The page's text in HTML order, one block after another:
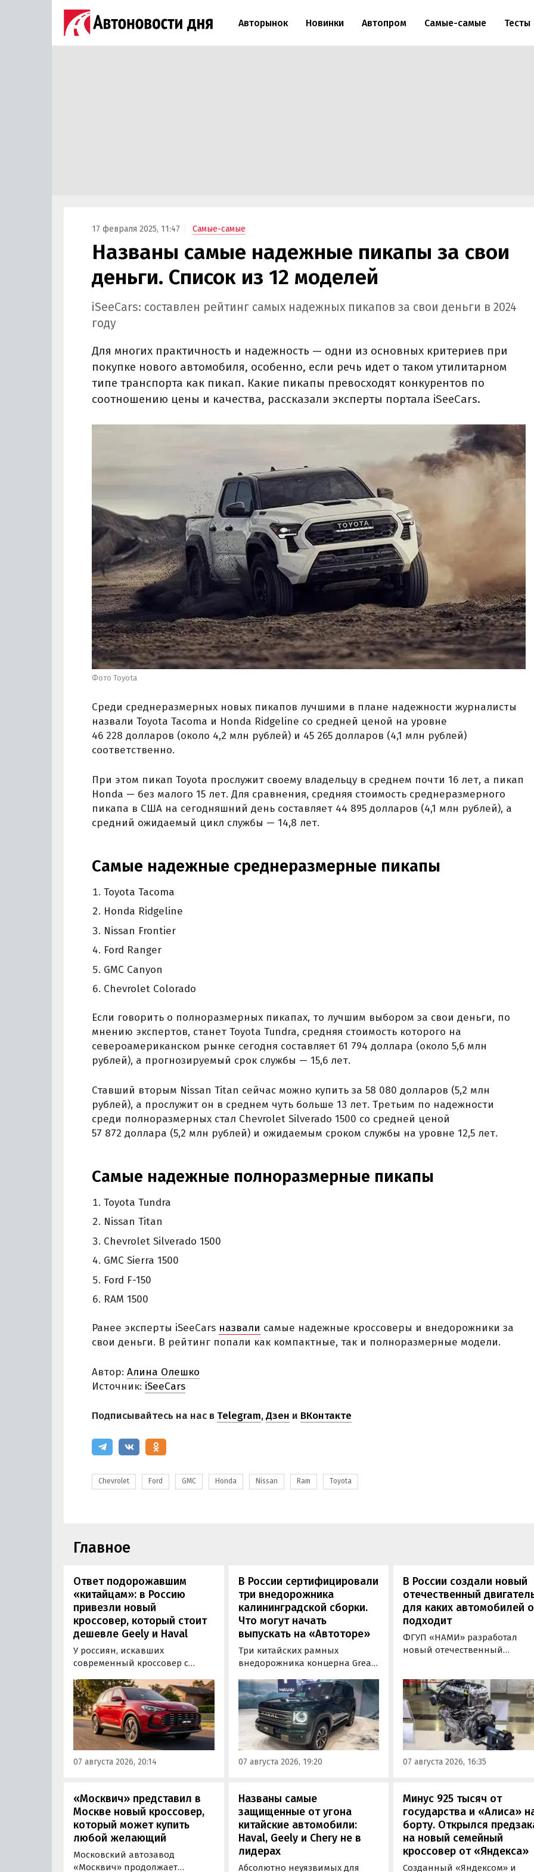
Авторынок Новинки Автопром Самые-самые Тесты
17 февраля 2025, 11:47 Самые-самые
Названы самые надежные пикапы за свои
деньги. Список из 12 моделей
iSeeCars: составлен рейтинг самых надежных пикапов за свои деньги в 2024
году
Для многих практичность и надежность — одни из основных критериев при
покупке нового автомобиля, особенно, если речь идет о таком утилитарном
типе транспорта как пикап. Какие пикапы превосходят конкурентов по
соотношению цены и качества, рассказали эксперты портала iSeeCars.
Фото Toyota
Среди среднеразмерных новых пикапов лучшими в плане надежности журналисты
назвали Toyota Tacoma и Honda Ridgeline со средней ценой на уровне
46 228 долларов (около 4,2 млн рублей) и 45 265 долларов (4,1 млн рублей)
соответственно.
При этом пикап Toyota прослужит своему владельцу в среднем почти 16 лет, а пикап
Honda — без малого 15 лет. Для сравнения, средняя стоимость среднеразмерного
пикапа в США на сегодняшний день составляет 44 895 долларов (4,1 млн рублей), а
средний ожидаемый цикл службы — 14,8 лет.
Самые надежные среднеразмерные пикапы
Toyota Tacoma
Honda Ridgeline
Nissan Frontier
Ford Ranger
GMC Canyon
Chevrolet Colorado
Если говорить о полноразмерных пикапах, то лучшим выбором за свои деньги, по
мнению экспертов, станет Toyota Tundra, средняя стоимость которого на
североамериканском рынке сегодня составляет 61 794 доллара (около 5,6 млн
рублей), а прогнозируемый срок службы — 15,6 лет.
Ставший вторым Nissan Titan сейчас можно купить за 58 080 долларов (5,2 млн
рублей), а прослужит он в среднем чуть больше 13 лет. Третьим по надежности
среди полноразмерных стал Chevrolet Silverado 1500 со средней ценой
57 872 доллара (5,2 млн рублей) и ожидаемым сроком службы на уровне 12,5 лет.
Самые надежные полноразмерные пикапы
Toyota Tundra
Nissan Titan
Chevrolet Silverado 1500
GMC Sierra 1500
Ford F-150
RAM 1500
Ранее эксперты iSeeCars назвали самые надежные кроссоверы и внедорожники за
свои деньги. В рейтинг попали как компактные, так и полноразмерные модели.
Автор: Алина Олешко
Источник: iSeeCars
Подписывайтесь на нас в Telegram,Дзен и ВКонтакте
Chevrolet Ford GMC Honda Nissan Ram Toyota
Главное
Ответ подорожавшим
«китайцам»: в Россию
привезли новый
кроссовер, который стоит
дешевле Geely и Haval
У россиян, искавших
современный кроссовер с
доступной цене, теперь есть
еще один вариант с китайского
рынка — MG ZS. В Китае он
стоит от 900 000 рублей по
текущему курсу, а в РФ с учетом
всех расходов за него нужно
отдать минимум 1 500 000
07 августа 2026, 20:14
В России сертифицировали
три внедорожника
калининградской сборки.
Что могут начать
выпускать на «Автоторе»
Три китайских рамных
внедорожника концерна Great
калининградском заводе
«Автотор». Речь о Haval H9,
Tank 400 и Tank 500, которые
успешно прошли
сертификацию и получили
Одобрения типа
транспортного средства (ОТТС).
07 августа 2026, 19:20
В России создали новый
отечественный
для каких автомобилей
подходит
ФГУП «НАМИ» разработал
новый отечественный
получивший индекс 414320.
Корреспонденту
«Автоновостей дня» удалось
лично ознакомиться с
новинкой на выставке
«Иннопром» в
07 августа 2026, 16:35
«Москвич» представил в
Москве новый кроссовер,
который может купить
любой желающий
Московский автозавод
«Москвич» продолжает
Названы самые
защищенные от угона
китайские автомобили:
Haval, Geely и Chery не в
лидерах
Абсолютно неуязвимых для
Минус 925 тысяч от
государства и «Алиса»
борту. Открылся
на новый семейный
кроссовер от «Яндекса»
Созданный «Яндексом» и